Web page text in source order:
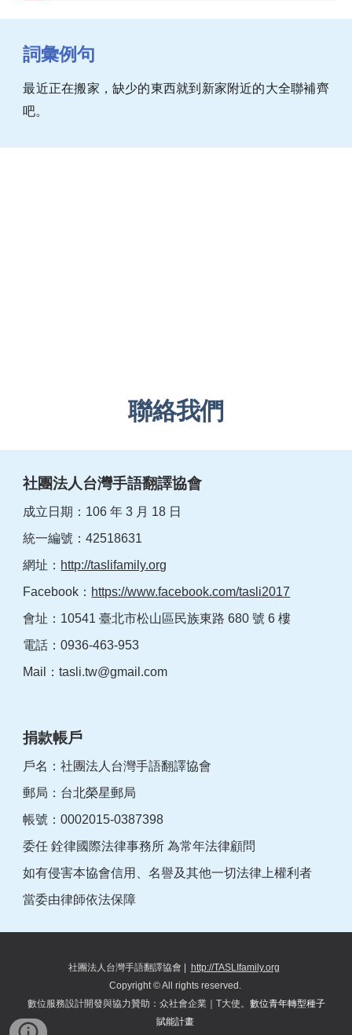
詞彙例句
最近正在搬家，缺少的東西就到新家附近的大全聯補齊
吧。
聯絡我們
社團法人台灣手語翻譯協會
成立日期：106 年 3 月 18 日
統一編號：42518631
網址： http://taslifamily.org
Facebook： https://www.facebook.com/tasli2017
會址：10541 臺北市松山區民族東路 680 號 6 樓
電話：0936-463-953
Mail：tasli.tw@gmail.com
捐款帳戶
戶名：社團法人台灣手語翻譯協會
郵局：台北榮星郵局
帳號：0002015-0387398
委任 銓律國際法律事務所 為常年法律顧問
如有侵害本協會信用、名譽及其他一切法律上權利者
當委由律師依法保障
社團法人台灣手語翻譯協會
http://TASLIfamily.org
Copyright © All rights reserved.
數位服務設計開發與協力贊助 ： 众社會企業｜T大使。 數位青年轉型種子
賦能計畫